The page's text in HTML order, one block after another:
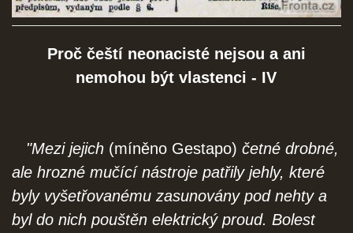
Proč čeští neonacisté nejsou a ani
nemohou být vlastenci - IV
"Mezi jejich (míněno Gestapo) četné drobné,
ale hrozné mučící nástroje patřily jehly, které
byly vyšetřovanému zasunovány pod nehty a
byl do nich pouštěn elektrický proud. Bolest